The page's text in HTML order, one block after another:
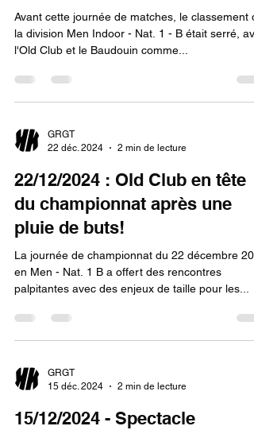
Avant cette journée de matches, le classement
la division Men Indoor - Nat. 1 - B était serré,
l'Old Club et le Baudouin comme...
GRGT
22 déc. 2024
2 min de lecture
22/12/2024 : Old Club en tête
du championnat après une
pluie de buts!
La journée de championnat du 22 décembre
en Men - Nat. 1 B a offert des rencontres
palpitantes avec des enjeux de taille pour les...
GRGT
15 déc. 2024
2 min de lecture
15/12/2024 - Spectacle